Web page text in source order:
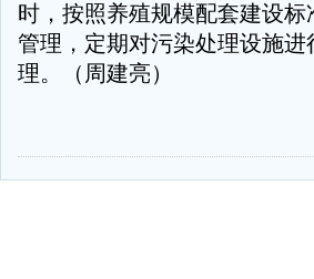
时，按照养殖规模配套建设
管理，定期对污染处理设施
理。（周建亮）
-